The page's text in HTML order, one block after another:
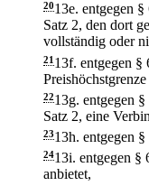
2013e. entgegen
Satz 2, den dort
vollständig oder
21 13f. entgegen §
2213g. entgegen
Satz 2, eine
2313h. entgegen
2413i. entgegen §
anbietet,